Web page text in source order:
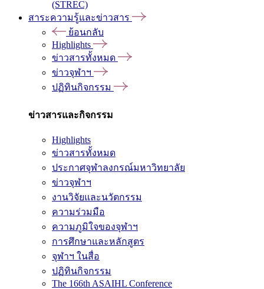
(STREC)
สาระความรู้และข่าวสาร
ย้อนกลับ
Highlights
ข่าวสารทั้งหมด
ข่าวจุฬาฯ
ปฏิทินกิจกรรม
ข่าวสารและกิจกรรม
Highlights
ข่าวสารทั้งหมด
ประกาศจุฬาลงกรณ์มหาวิทยาลัย
ข่าวจุฬาฯ
งานวิจัยและนวัตกรรม
ความร่วมมือ
ความภูมิใจของจุฬาฯ
การศึกษาและหลักสูตร
จุฬาฯ ในสื่อ
ปฏิทินกิจกรรม
The 166th ASAIHL Conference